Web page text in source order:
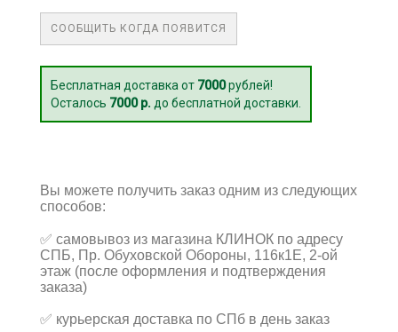
СООБЩИТЬ КОГДА ПОЯВИТСЯ
Бесплатная доставка от 7000рублей!
Осталось 7000 р. до бесплатной доставки.
Вы можете получить заказ одним из следующих
способов:
✅ самовывоз из магазина КЛИНОК по адресу
СПБ, Пр. Обуховской Обороны, 116к1Е, 2-ой
этаж (после оформления и подтверждения
заказа)
✅ курьерская доставка по СПб в день заказ